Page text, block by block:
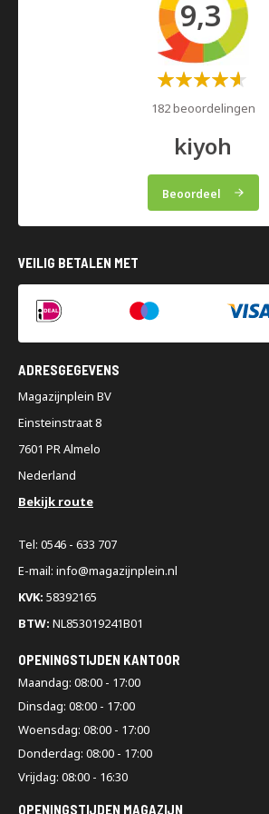
9,3
Waardering:
182 beoordelingen
kiyoh
Beoordeel
VEILIG BETALEN MET
ADRESGEGEVENS
Magazijnplein BV
Einsteinstraat 8
7601 PR Almelo
Nederland
Bekijk route
Tel: 0546 - 633 707
E-mail: info@magazijnplein.nl
KVK: 58392165
BTW: NL853019241B01
OPENINGSTIJDEN KANTOOR
Maandag: 08:00 - 17:00
Dinsdag: 08:00 - 17:00
Woensdag: 08:00 - 17:00
Donderdag: 08:00 - 17:00
Vrijdag: 08:00 - 16:30
OPENINGSTIJDEN MAGAZIJN